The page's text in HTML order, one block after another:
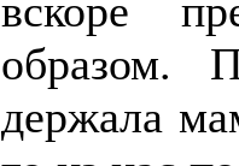
вскоре
образом.
держала